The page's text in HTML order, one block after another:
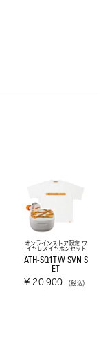
オンラインストア限定 ワ
イヤレスイヤホンセット
ATH-SQ1TW SVN S
ET
¥ 20,900 （税込）